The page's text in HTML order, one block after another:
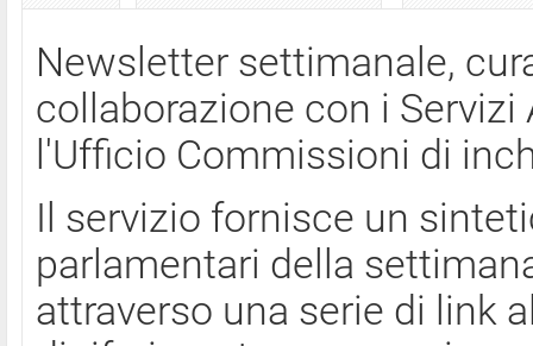
Newsletter settimanale,
collaborazione con i
l'Ufficio Commissioni di
Il servizio fornisce un
parlamentari della
attraverso una serie di link